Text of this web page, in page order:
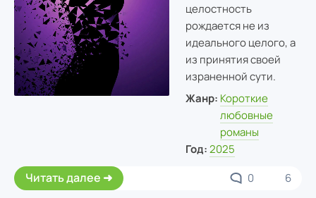
целостность
рождается не из
идеального целого, а
из принятия своей
израненной сути.
Жанр: Короткие
любовные
романы
Год: 2025
Читать далее 0 6